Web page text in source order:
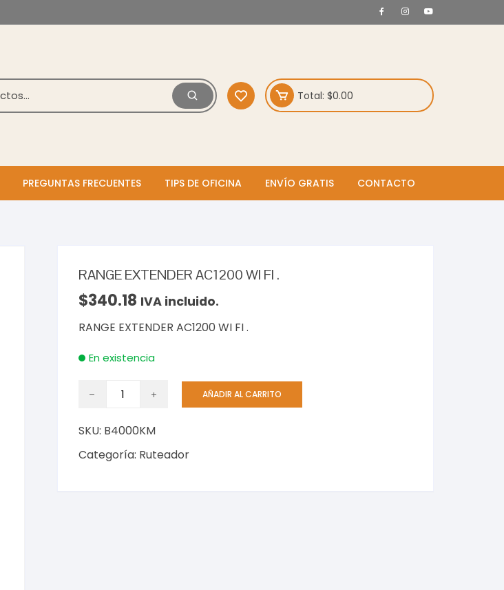
Total: $0.00
PREGUNTAS FRECUENTES TIPS DE OFICINA ENVÍO GRATIS CONTACTO
RANGE EXTENDER AC1200 WI FI .
$340.18 IVA incluido.
RANGE EXTENDER AC1200 WI FI .
En existencia
RANGE
WI
FI
AÑADIR AL CARRITO
SKU: B4000KM
Categoría: Ruteador